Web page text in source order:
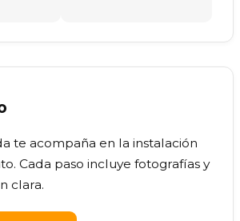
te acompaña en la instalación
Cada paso incluye fotografías y
clara.